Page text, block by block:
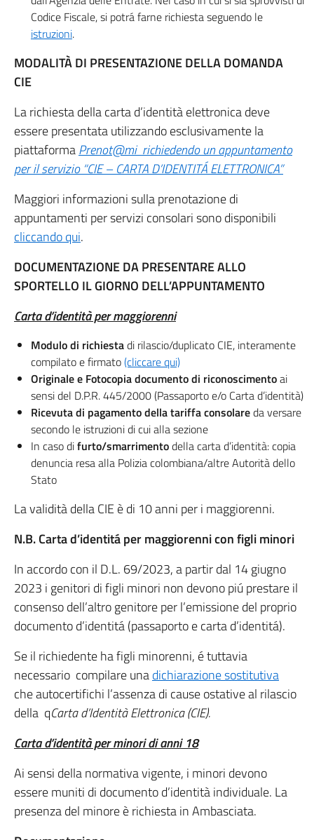
Codice Fiscale, si potrá farne richiesta seguendo le
istruzioni.
MODALITÀ DI PRESENTAZIONE DELLA DOMANDA
CIE
La richiesta della carta d’identità elettronica deve
essere presentata utilizzando esclusivamente la
piattaformaPrenot@mi richiedendo un appuntamento
per il servizio “CIE – CARTA D’IDENTITÁ ELETTRONICA”
Maggiori informazioni sulla prenotazione di
appuntamenti per servizi consolari sono disponibili
cliccando qui.
DOCUMENTAZIONE DA PRESENTARE ALLO
SPORTELLO IL GIORNO DELL’APPUNTAMENTO
Carta d’identità per maggiorenni
Modulo di richiestadi rilascio/duplicato CIE, interamente
compilato e firmato(cliccare qui)
Originale e Fotocopia documento di riconoscimentoai
sensi del D.P.R. 445/2000 (Passaporto e/o Carta d’identità)
Ricevuta di pagamento della tariffa consolareda versare
secondo le istruzioni di cui alla sezione
In caso difurto/smarrimentodella carta d’identità: copia
denuncia resa alla Polizia colombiana/altre Autorità dello
Stato
La validità della CIE è di 10 anni per i maggiorenni.
N.B. Carta d’identitá per maggiorenni con figli minori
In accordo con il D.L. 69/2023, a partir dal 14 giugno
2023 i genitori di figli minori non devono piú prestare il
consenso dell’altro genitore per l’emissione del proprio
documento d’identitá (passaporto e carta d’identitá).
Se il richiedente ha figli minorenni, é tuttavia
necessario compilare unadichiarazione sostitutiva
che autocertifichi l’assenza di cause ostative al rilascio
della qCarta d’Identità Elettronica (CIE).
Carta d’identità per minori di anni 18
Ai sensi della normativa vigente, i minori devono
essere muniti di documento d’identità individuale. La
presenza del minore è richiesta in Ambasciata.